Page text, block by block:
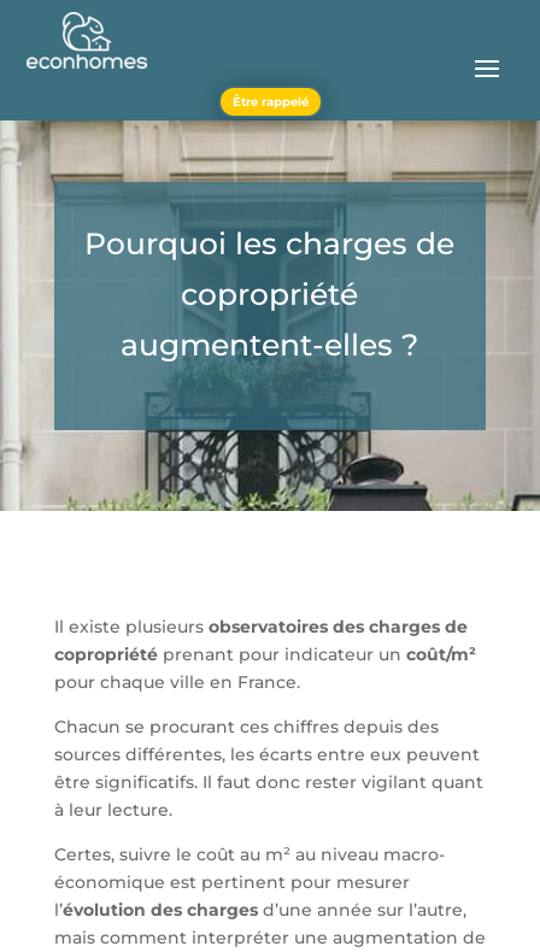
Être rappelé
Pourquoi les charges de
copropriété
augmentent-elles ?
Il existe plusieurs observatoires des charges de
copropriétéprenant pour indicateur un coût/m²
pour chaque ville en France.
Chacun se procurant ces chiffres depuis des
sources différentes, les écarts entre eux peuvent
être significatifs. Il faut donc rester vigilant quant
à leur lecture.
Certes, suivre le coût au m² au niveau macro-
économique est pertinent pour mesurer
l’évolution des chargesd’une année sur l’autre,
mais comment interpréter une augmentation de